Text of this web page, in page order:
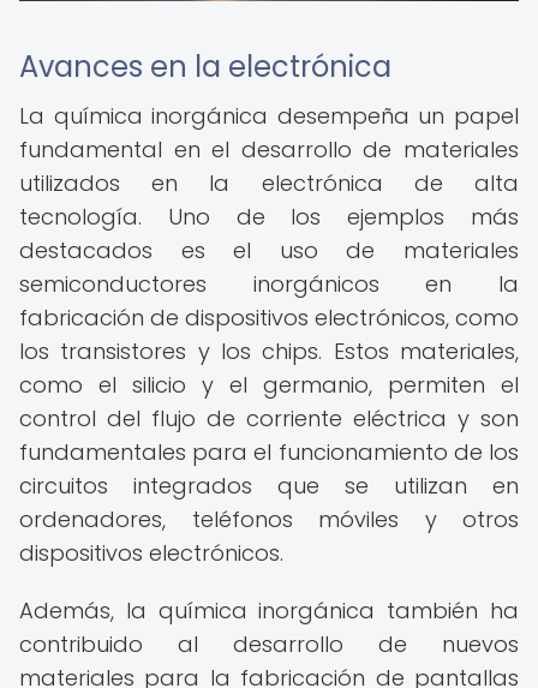
Avances en la electrónica
La química inorgánica desempeña un papel
fundamental en el desarrollo de materiales
utilizados en la electrónica de alta
tecnología. Uno de los ejemplos más
destacados es el uso de materiales
semiconductores inorgánicos en la
fabricación de dispositivos electrónicos, como
los transistores y los chips. Estos materiales,
como el silicio y el germanio, permiten el
control del flujo de corriente eléctrica y son
fundamentales para el funcionamiento de los
circuitos integrados que se utilizan en
ordenadores, teléfonos móviles y otros
dispositivos electrónicos.
Además, la química inorgánica también ha
contribuido al desarrollo de nuevos
materiales para la fabricación de pantallas